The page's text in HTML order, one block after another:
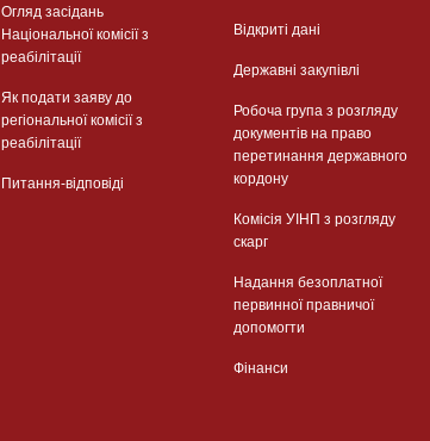
Огляд засідань
Національної комісії з
реабілітації
Як подати заяву до
регіональної комісії з
реабілітації
Питання-відповіді
Відкриті дані
Державні закупівлі
Робоча група з розгляду
документів на право
перетинання державного
кордону
Комісія УІНП з розгляду
скарг
Надання безоплатної
первинної правничої
допомогти
Фінанси